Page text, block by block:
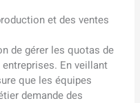
et des ventes
de gérer les quotas de
En veillant
que les équipes
demande des